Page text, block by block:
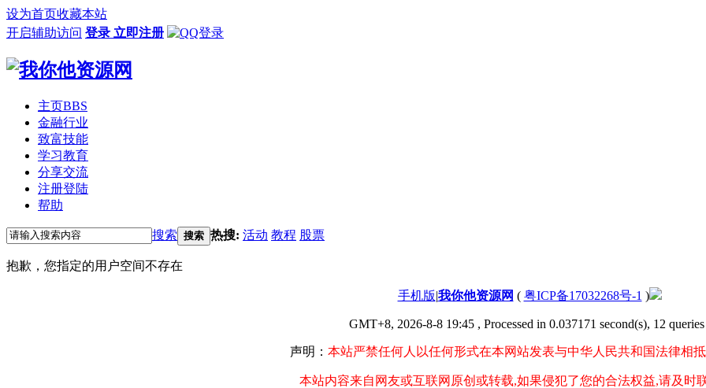
设为首页收藏本站
开启辅助访问 登录 立即注册
主页BBS
金融行业
致富技能
学习教育
分享交流
注册登陆
帮助
搜索 搜索 热搜: 活动 教程 股票
抱歉，您指定的用户空间不存在
手机版|我你他资源网 ( 粤ICP备17032268号-1 )
GMT+8, 2026-8-8 19:45, Processed in 0.037171 second(s), 12 queries
声明： 本站严禁任何人以任何形式在本网站发表与中华人民共和国法律相抵
本站内容来自网友或互联网原创或转载,如果侵犯了您的合法权益,请及时